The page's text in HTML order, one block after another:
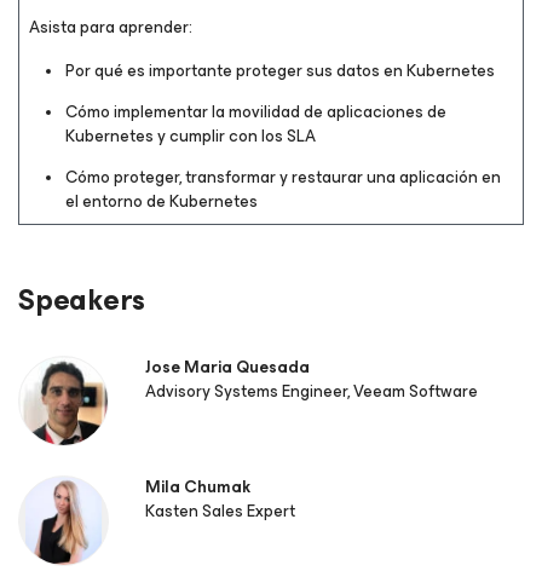
Asista para aprender:
Por qué es importante proteger sus datos en Kubernetes
Cómo implementar la movilidad de aplicaciones de
Kubernetes y cumplir con los SLA
Cómo proteger, transformar y restaurar una aplicación en
el entorno de Kubernetes
Speakers
Jose Maria Quesada
Advisory Systems Engineer, Veeam Software
Mila Chumak
Kasten Sales Expert